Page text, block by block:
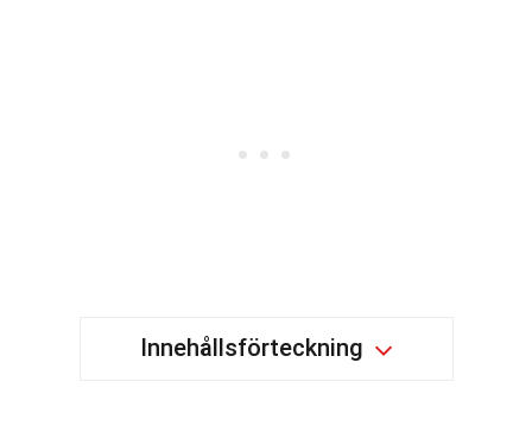
Innehållsförteckning